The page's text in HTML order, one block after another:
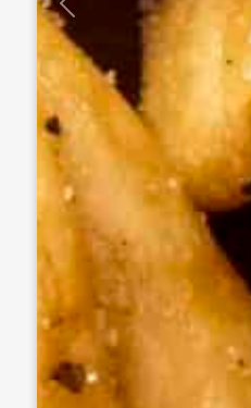
Previous